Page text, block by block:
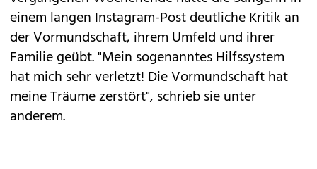
einem langen Instagram-Post deutliche Kritik an
der Vormundschaft, ihrem Umfeld und ihrer
Familie geübt. "Mein sogenanntes Hilfssystem
hat mich sehr verletzt! Die Vormundschaft hat
meine Träume zerstört", schrieb sie unter
anderem.